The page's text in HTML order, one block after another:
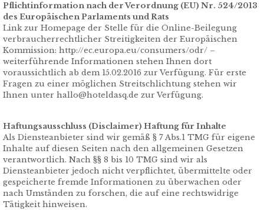
Pflichtinformation nach der Verordnung (EU) Nr. 524/2013
des Europäischen Parlaments und Rats
Link zur Homepage der Stelle für die Online-Beilegung
verbraucherrechtlicher Streitigkeiten der Europäischen
Kommission: http://ec.europa.eu/consumers/odr/ –
weiterführende Informationen stehen Ihnen dort
voraussichtlich ab dem 15.02.2016 zur Verfügung. Für erste
Fragen zu einer möglichen Streitschlichtung stehen wir
Ihnen unter hallo@hoteldasq.de zur Verfügung.
Haftungsausschluss (Disclaimer) Haftung für Inhalte
Als Diensteanbieter sind wir gemäß § 7 Abs.1 TMG für eigene
Inhalte auf diesen Seiten nach den allgemeinen Gesetzen
verantwortlich. Nach §§ 8 bis 10 TMG sind wir als
Diensteanbieter jedoch nicht verpflichtet, übermittelte oder
gespeicherte fremde Informationen zu überwachen oder
nach Umständen zu forschen, die auf eine rechtswidrige
Tätigkeit hinweisen.